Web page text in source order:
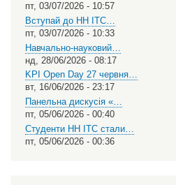
пт, 03/07/2026 - 10:57
Вступай до НН ІТС…
пт, 03/07/2026 - 10:33
Навчально-науковий…
нд, 28/06/2026 - 08:17
KPI Open Day 27 червня…
вт, 16/06/2026 - 23:17
Панельна дискусія «…
пт, 05/06/2026 - 00:40
Студенти НН ІТС стали…
пт, 05/06/2026 - 00:36